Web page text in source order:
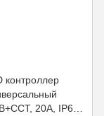
контроллер
20A, IP67,